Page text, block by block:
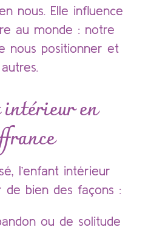
nous. Elle influence
au monde : notre
nous positionner et
en
l’enfant intérieur
bien des façons :
ou de solitude